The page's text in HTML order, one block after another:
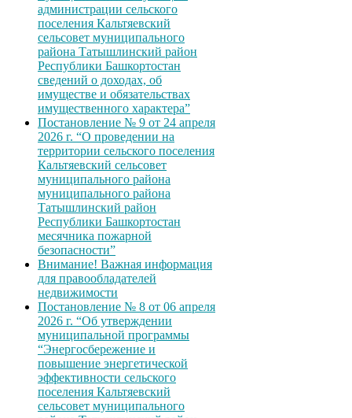
администрации сельского
поселения Кальтяевский
сельсовет муниципального
района Татышлинский район
Республики Башкортостан
сведений о доходах, об
имуществе и обязательствах
имущественного характера”
Постановление № 9 от 24 апреля
2026 г. “О проведении на
территории сельского поселения
Кальтяевский сельсовет
муниципального района
муниципального района
Татышлинский район
Республики Башкортостан
месячника пожарной
безопасности”
Внимание! Важная информация
для правообладателей
недвижимости
Постановление № 8 от 06 апреля
2026 г. “Об утверждении
муниципальной программы
“Энергосбережение и
повышение энергетической
эффективности сельского
поселения Кальтяевский
сельсовет муниципального